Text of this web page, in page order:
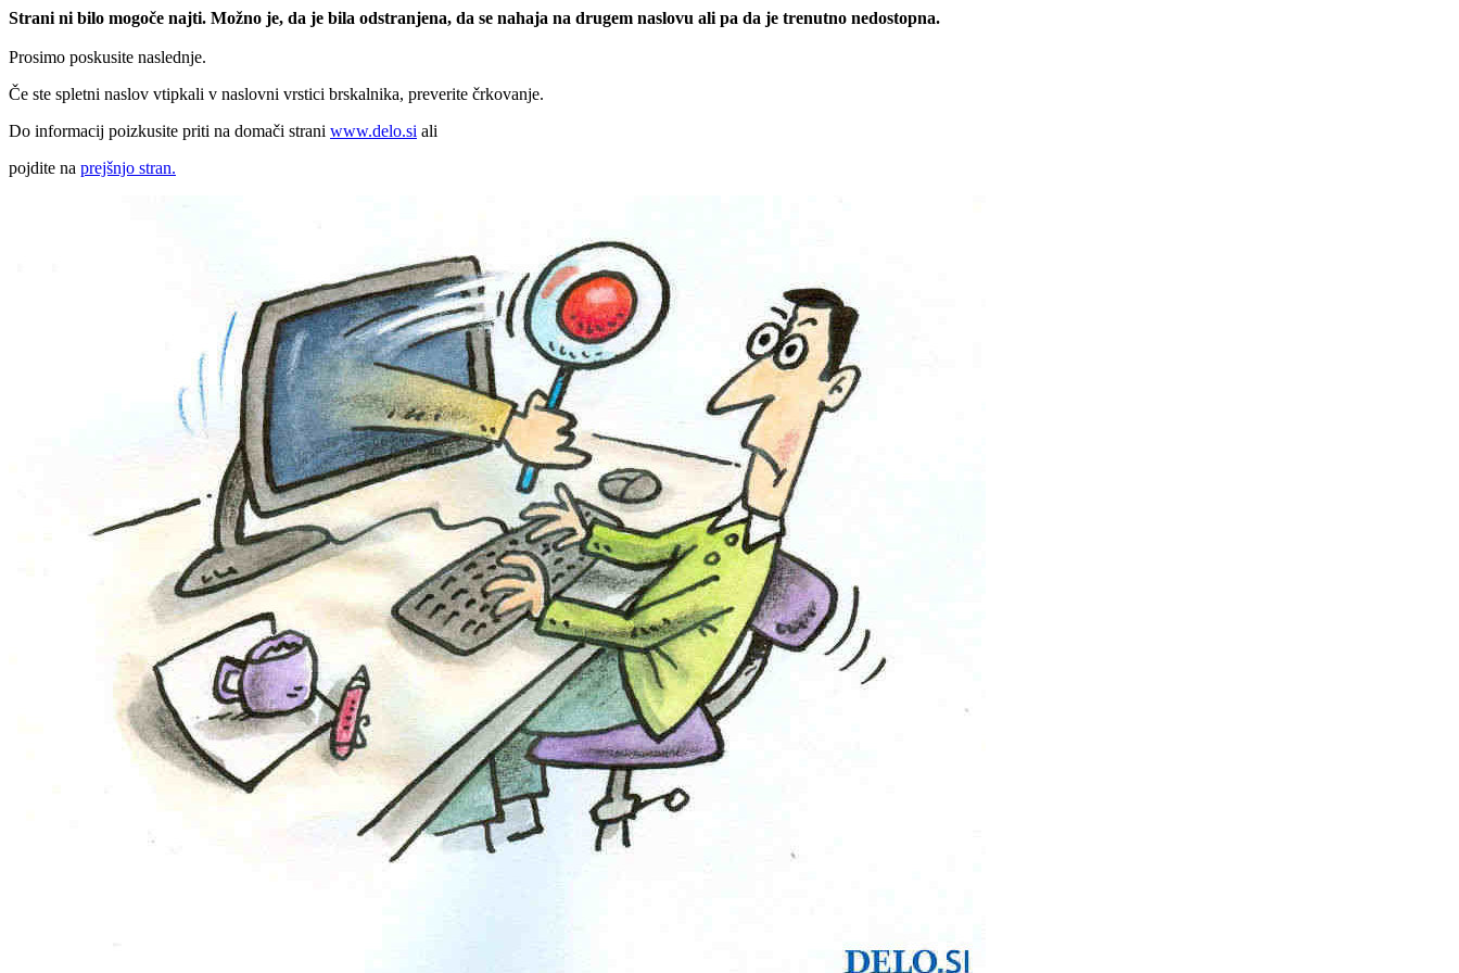
Strani ni bilo mogoče najti. Možno je, da je bila odstranjena, da se nahaja na drugem naslovu ali pa da je trenutno nedostopna.
Prosimo poskusite naslednje.
Če ste spletni naslov vtipkali v naslovni vrstici brskalnika, preverite črkovanje.
Do informacij poizkusite priti na domači strani www.delo.si ali
pojdite na prejšnjo stran.